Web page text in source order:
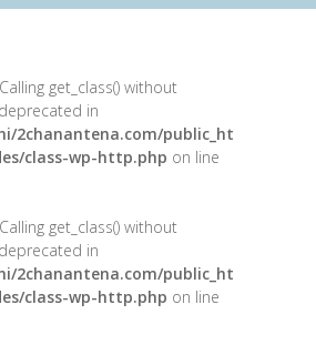
get_class() without
in
2chanantena.com/public_ht
class-wp-http.php on line
get_class() without
in
2chanantena.com/public_ht
class-wp-http.php on line